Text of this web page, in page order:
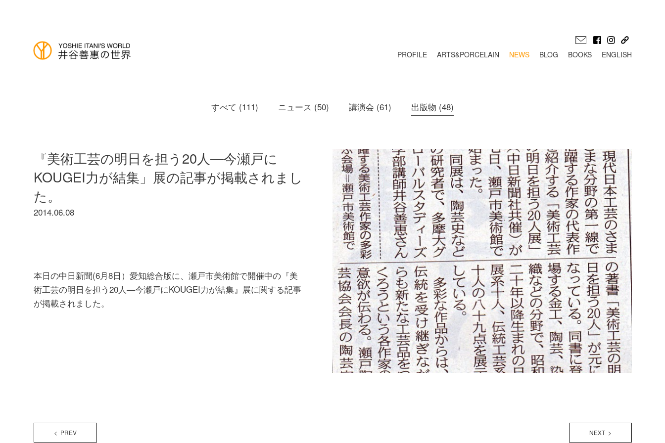
PROFILE ARTS&PORCELAIN NEWS BLOG BOOKS ENGLISH
すべて (111) ニュース (50) 講演会 (61) 出版物 (48)
『美術工芸の明日を担う20人—今瀬戸に
KOUGEI力が結集」展の記事が掲載されまし
た。
2014.06.08
本日の中日新聞(6月8日）愛知総合版に、瀬戸市美術館で開催中の『美
術工芸の明日を担う20人—今瀬戸にKOUGEI力が結集』展に関する記事
が掲載されました。
< PREV NEXT >